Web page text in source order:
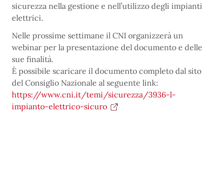
sicurezza nella gestione e nell’utilizzo degli impianti
elettrici.
Nelle prossime settimane il CNI organizzerà un
webinar per la presentazione del documento e delle
sue finalità.
È possibile scaricare il documento completo dal sito
del Consiglio Nazionale al seguente link:
https://www.cni.it/temi/sicurezza/3936-l-
impianto-elettrico-sicuro